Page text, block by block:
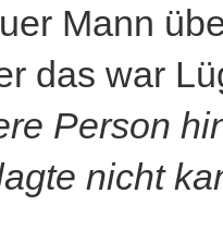
Mann
das war
Person
nicht